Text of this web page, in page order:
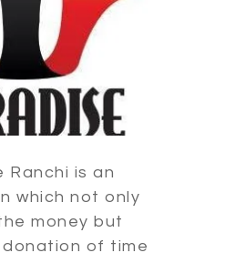
Ranchi is an
which not only
money but
of time